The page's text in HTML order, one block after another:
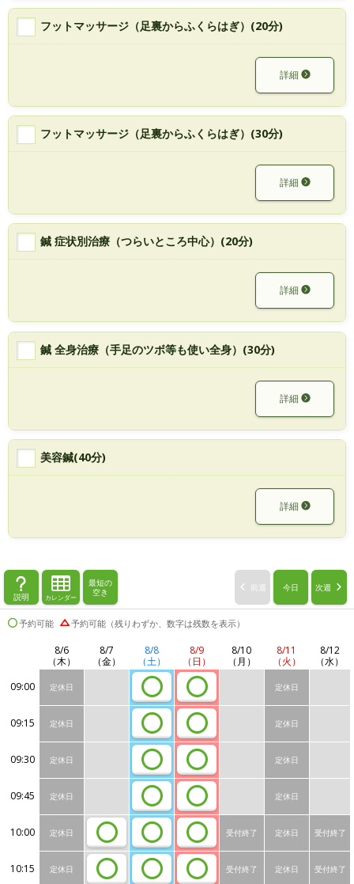
フットマッサージ（足裏からふくらはぎ）(20分)
詳細
フットマッサージ（足裏からふくらはぎ）(30分)
詳細
鍼 症状別治療（つらいところ中心）(20分)
詳細
鍼 全身治療（手足のツボ等も使い全身）(30分)
詳細
美容鍼(40分)
詳細
説明 カレンダー
最短の
空き
前週 今日 次週
予約可能 予約可能（残りわずか、数字は残数を表示）
8/6
（木）
8/7
（金）
8/8
（土）
8/9
（日）
8/10
（月）
8/11
（火）
8/12
（水）
09:00
定休日 定休日
09:15 定休日 定休日
09:30 定休日 定休日
09:45 定休日 定休日
10:00 定休日 受付終了 定休日 受付終了
10:15 定休日 受付終了 定休日 受付終了